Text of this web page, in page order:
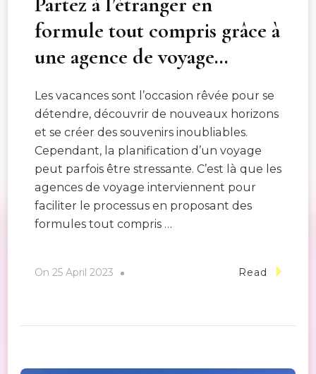
formule tout compris grâce à
une agence de voyage…
Les vacances sont l’occasion rêvée pour se
détendre, découvrir de nouveaux horizons
et se créer des souvenirs inoubliables.
Cependant, la planification d’un voyage
peut parfois être stressante. C’est là que les
agences de voyage interviennent pour
faciliter le processus en proposant des
formules tout compris …
On 25 April 2023 Read